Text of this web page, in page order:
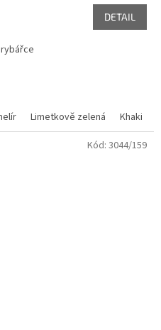
DETAIL
Limetkově zelená Khaki
Kód: 3044/159